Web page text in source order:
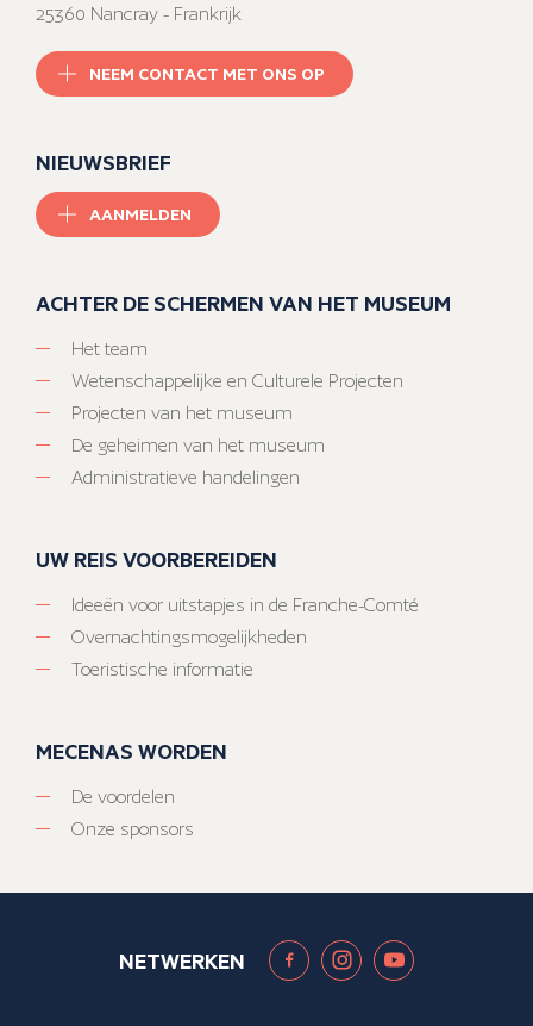
25360 Nancray - Frankrijk
NEEM CONTACT MET ONS OP
NIEUWSBRIEF
AANMELDEN
ACHTER DE SCHERMEN VAN HET MUSEUM
Het team
Wetenschappelijke en Culturele Projecten
Projecten van het museum
De geheimen van het museum
Administratieve handelingen
UW REIS VOORBEREIDEN
Ideeën voor uitstapjes in de Franche-Comté
Overnachtingsmogelijkheden
Toeristische informatie
MECENAS WORDEN
De voordelen
Onze sponsors
NETWERKEN